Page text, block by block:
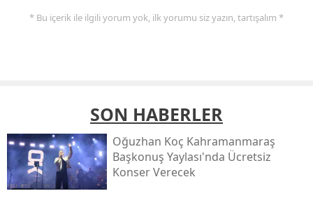
* Bu içerik ile ilgili yorum yok, ilk yorumu siz yazın, tartışalım *
SON HABERLER
Oğuzhan Koç Kahramanmaraş
Başkonuş Yaylası'nda Ücretsiz
Konser Verecek